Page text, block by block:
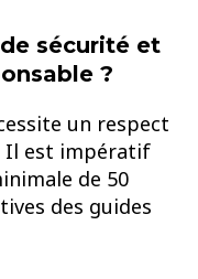
sécurité et
?
un respect
Il est impératif
de 50
des guides